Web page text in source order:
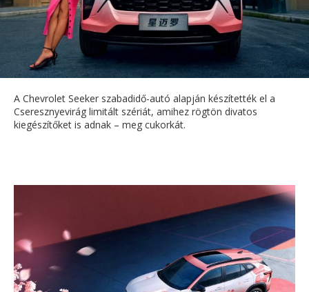
A Chevrolet Seeker szabadidő-autó alapján készítették el a
Cseresznyevirág limitált szériát, amihez rögtön divatos
kiegészítőket is adnak – meg cukorkát.